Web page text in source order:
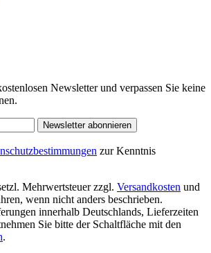
Newsletter und verpassen Sie keine
Newsletter abonnieren
zur Kenntnis
Mehrwertsteuer zzgl. Versandkosten und
wenn nicht anders beschrieben.
innerhalb Deutschlands, Lieferzeiten
Sie bitte der Schaltfläche mit den
.